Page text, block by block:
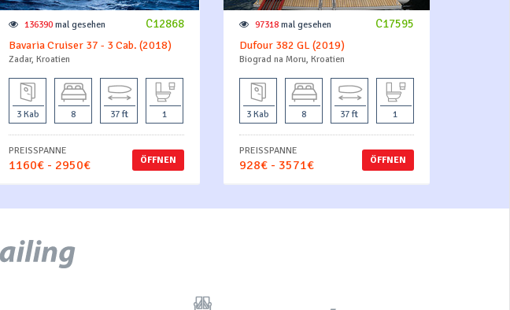
C12868
136390 mal gesehen
Bavaria Cruiser 37 - 3 Cab. (2018)
Zadar, Kroatien
3 Kab 8 37 ft 1
ÖFFNEN
PREISSPANNE
1160€ - 2950€
C17595
97318mal gesehen
Dufour 382 GL (2019)
Biograd na Moru, Kroatien
3 Kab 8 37 ft 1
ÖFFNEN
PREISSPANNE
928€ - 3571€